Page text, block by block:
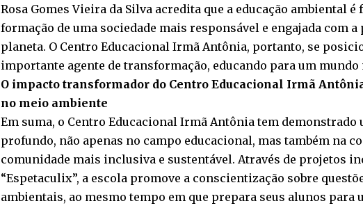
Rosa Gomes Vieira da Silva acredita que a educação ambiental
formação de uma sociedade mais responsável e engajada com a
planeta. O Centro Educacional Irmã Antônia, portanto, se
importante agente de transformação, educando para um
O impacto transformador do Centro Educacional Irmã
no meio ambiente
Em suma, o Centro Educacional Irmã Antônia tem
profundo, não apenas no campo educacional, mas também na
comunidade mais inclusiva e sustentável. Através de projetos
“Espetaculix”, a escola promove a conscientização sobre
ambientais, ao mesmo tempo em que prepara seus alunos para